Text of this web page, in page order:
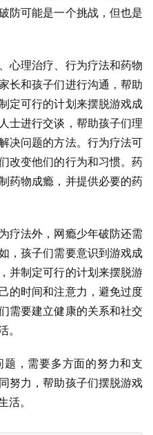
防可能是一个挑战，但也是
心理治疗、行为疗法和药物
长和孩子们进行沟通，帮助
定可行的计划来摆脱游戏成
士进行交谈，帮助孩子们理
决问题的方法。行为疗法可
改变他们的行为和习惯。药
药物成瘾，并提供必要的药
疗法外，网瘾少年破防还需
，孩子们需要意识到游戏成
并制定可行的计划来摆脱游
的时间和注意力，避免过度
需要建立健康的关系和社交
。
，需要多方面的努力和支
努力，帮助孩子们摆脱游戏
活。